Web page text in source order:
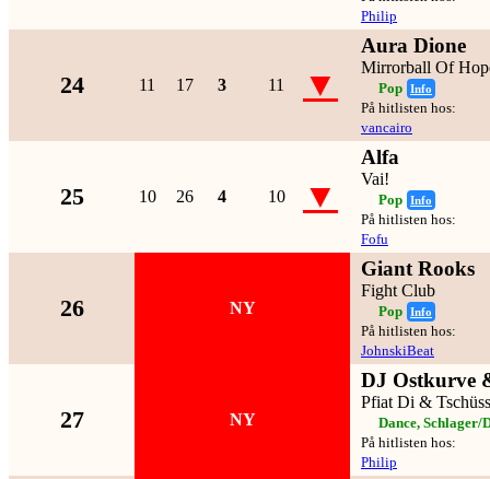
Philip
24 11 17 3 11 ▼
Aura Dione
Mirrorball Of
Pop Info
På hitlisten hos:
vancairo
25 10 26 4 10 ▼
Alfa
Vai!
Pop Info
På hitlisten hos:
Fofu
26 NY
Giant Rooks
Fight Club
Pop Info
På hitlisten hos:
JohnskiBeat
27 NY
DJ Ostkurve
Pfiat Di & Tschüss
Dance, Schlager/
På hitlisten hos:
Philip